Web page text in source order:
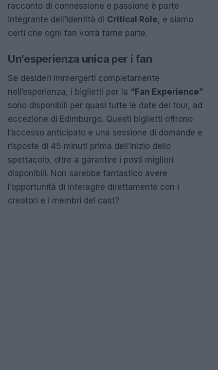
racconto di connessione e passione è parte
integrante dell’identità di Critical Role, e siamo
certi che ogni fan vorrà farne parte.
Un’esperienza unica per i fan
Se desideri immergerti completamente
nell’esperienza, i biglietti per la “Fan Experience”
sono disponibili per quasi tutte le date del tour, ad
eccezione di Edimburgo. Questi biglietti offrono
l’accesso anticipato e una sessione di domande e
risposte di 45 minuti prima dell’inizio dello
spettacolo, oltre a garantire i posti migliori
disponibili. Non sarebbe fantastico avere
l’opportunità di interagire direttamente con i
creatori e i membri del cast?